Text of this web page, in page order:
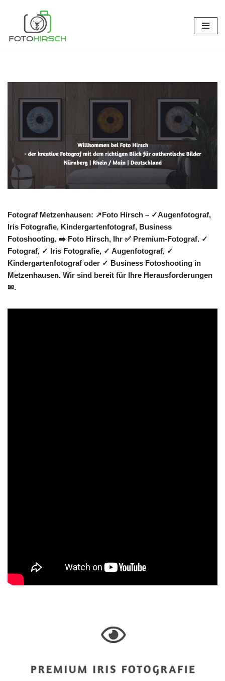
Inhalt
Fotograf Metzenhausen: ↗️Foto Hirsch – ✓Augenfotograf,
Iris Fotografie, Kindergartenfotograf, Business
Fotoshooting. ➡️ Foto Hirsch, Ihr ✅ Premium-Fotograf. ✓
Fotograf, ✓ Iris Fotografie, ✓ Augenfotograf, ✓
Kindergartenfotograf oder ✓ Business Fotoshooting in
Metzenhausen. Wir sind bereit für Ihre Herausforderungen
✉.